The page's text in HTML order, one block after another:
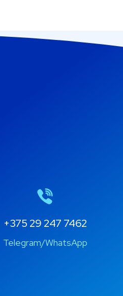
+375 29 247 7462
Telegram/WhatsApp